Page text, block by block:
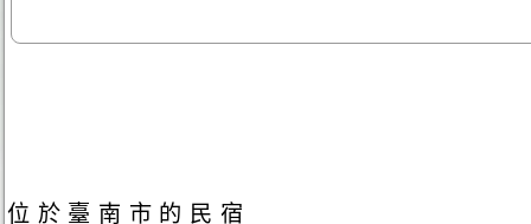
位於臺南市的民宿